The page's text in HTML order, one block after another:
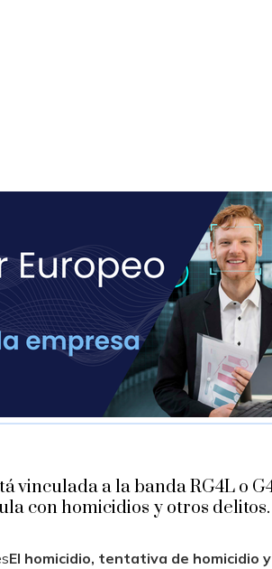
vinculada a la banda RG4L o
con homicidios y otros delitos.
El homicidio, tentativa de homicidio y